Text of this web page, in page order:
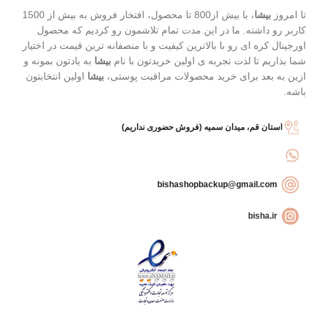
تا امروز بیشا
، با بیش از800 تا محصول، افتخار فروش به بیش از 1500
کاربر رو داشته. ما در این مدت تمام تلاشمون رو کردیم که محصول
اورجینال کره ای رو با بالاترین کیفیت و با منصفانه ترین قیمت در اختیار
شما بذاریم تا لذت تجربه ی اولین خریدتون با نام بیشا به یادتون بمونه و
ازین به بعد برای خرید محصولات مراقبت پوستی، بیشا اولین انتخابتون
باشه.
استان قم، میدان سمیه (فروش حضوری نداریم)
bisha.ir